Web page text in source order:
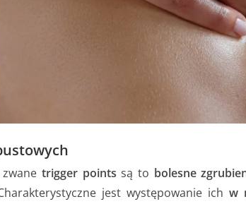
zwanetrigger points są to bolesne
jest występowanie ich w